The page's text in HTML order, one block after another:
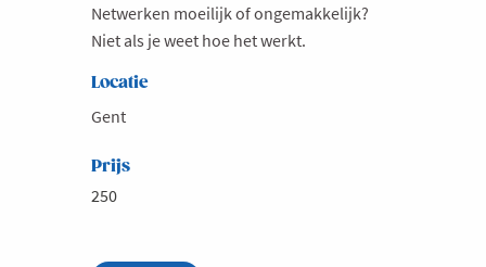
Netwerken moeilijk of ongemakkelijk?
Niet als je weet hoe het werkt.
Locatie
Gent
Prijs
250